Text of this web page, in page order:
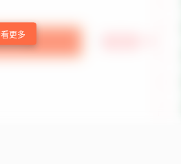
更多